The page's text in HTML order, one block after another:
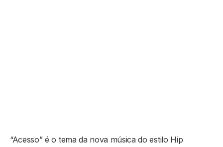
“Acesso” é o tema da nova música do estilo Hip